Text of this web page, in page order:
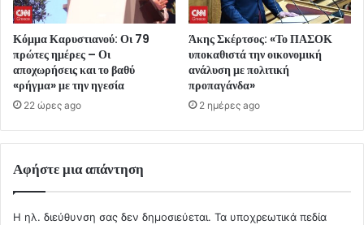
Κόμμα Καρυστιανού: Οι 79
πρώτες ημέρες – Οι
αποχωρήσεις και το βαθύ
«ρήγμα» με την ηγεσία
22 ώρες ago
Άκης Σκέρτσος: «Το ΠΑΣΟΚ
υποκαθιστά την οικονομική
ανάλυση με πολιτική
προπαγάνδα»
2 ημέρες ago
Αφήστε μια απάντηση
Η ηλ. διεύθυνση σας δεν δημοσιεύεται. Τα υποχρεωτικά πεδία